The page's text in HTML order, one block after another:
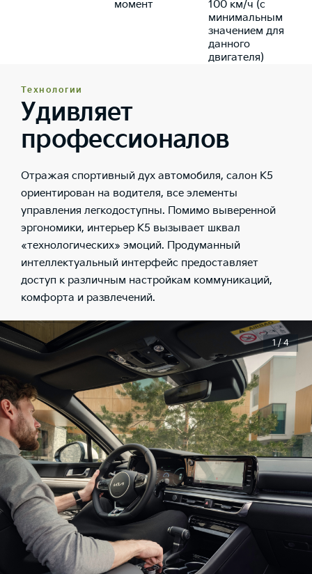
момент
100 км/ч (с
минимальным
значением для
данного
двигателя)
Технологии
Удивляет
профессионалов
Отражая спортивный дух автомобиля, салон K5
ориентирован на водителя, все элементы
управления легкодоступны. Помимо выверенной
эргономики, интерьер K5 вызывает шквал
«технологических» эмоций. Продуманный
интеллектуальный интерфейс предоставляет
доступ к различным настройкам коммуникаций,
комфорта и развлечений.
1 / 4